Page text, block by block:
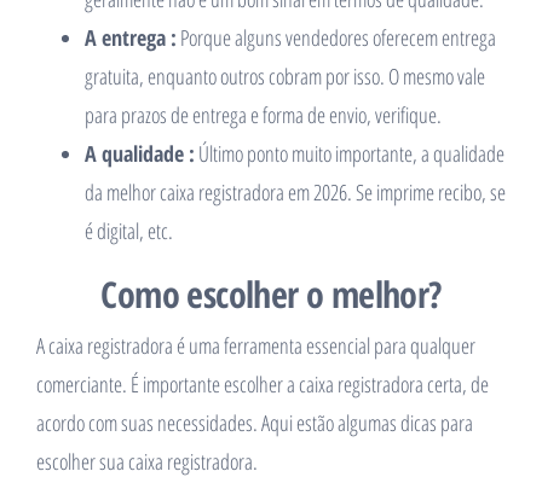
A entrega : Porque alguns vendedores oferecem entrega
gratuita, enquanto outros cobram por isso. O mesmo vale
para prazos de entrega e forma de envio, verifique.
A qualidade : Último ponto muito importante, a qualidade
da melhor caixa registradora em 2026. Se imprime recibo, se
é digital, etc.
Como escolher o melhor?
A caixa registradora é uma ferramenta essencial para qualquer
comerciante. É importante escolher a caixa registradora certa, de
acordo com suas necessidades. Aqui estão algumas dicas para
escolher sua caixa registradora.